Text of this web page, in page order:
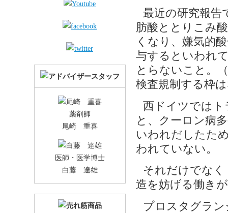
最近の研究報告
肪酸ととりこみ
くなり、嫌気的
与するといわれ
とらないこと。
検査規制する枠
西ドイツでは
と、クーロン病
いわれだしたた
われていない。
それだけでな
造を妨げる働き
プロスタグラ
薬剤師
尾崎 重喜
医師・医学博士
白藤 達雄